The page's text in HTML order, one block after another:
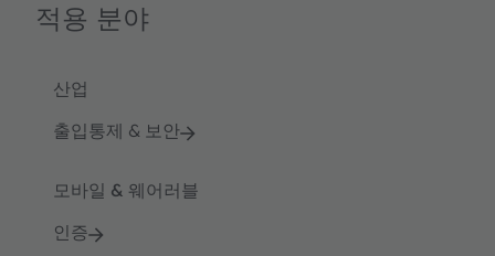
적용 분야
산업
출입통제 & 보안
모바일 & 웨어러블
인증